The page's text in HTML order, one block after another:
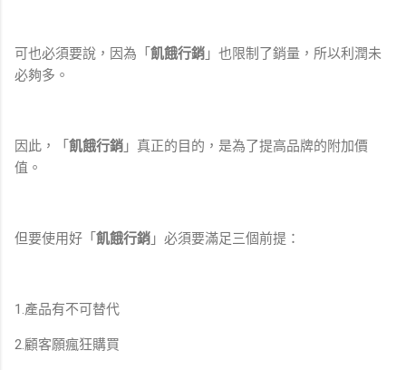
可也必須要說，因為「 飢餓行銷 」也限制了銷量，所以利潤未
必夠多。
因此，「 飢餓行銷 」真正的目的，是為了提高品牌的附加價
值。
但要使用好「 飢餓行銷 」必須要滿足三個前提：
1.產品有不可替代
2.顧客願瘋狂購買